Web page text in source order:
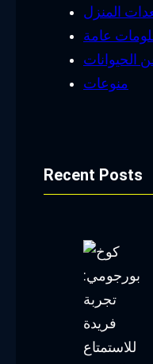
المنزل
عامة
الحيوانات
منوعات
Recent Posts